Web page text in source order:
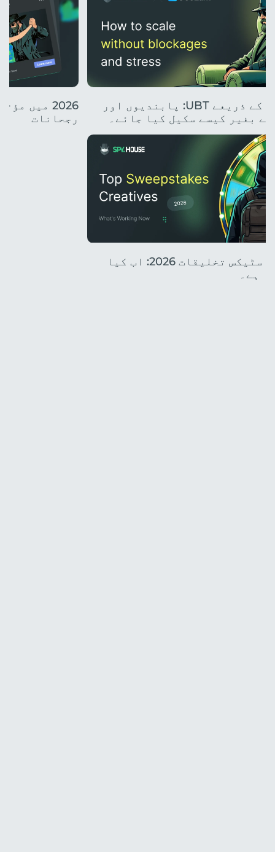
کلاؤڈ فونز کے ذریعے UBT: پابندیوں اور
بغیر کیسے سکیل کیا جائے۔
ٹاپ سویپ اسٹیکس تخلیقات 2026: اب کیا
ہے۔
2026 میں
رجحانات